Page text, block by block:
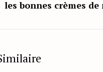
les bonnes crèmes